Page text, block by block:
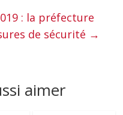
: la préfecture
de sécurité →
aimer